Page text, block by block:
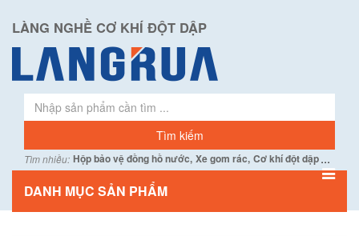
LÀNG NGHỀ CƠ KHÍ ĐỘT DẬP
Tìm nhiều: Hộp bảo vệ đồng hồ nước, Xe gom rác, Cơ khí đột dập...
DANH MỤC SẢN PHẨM